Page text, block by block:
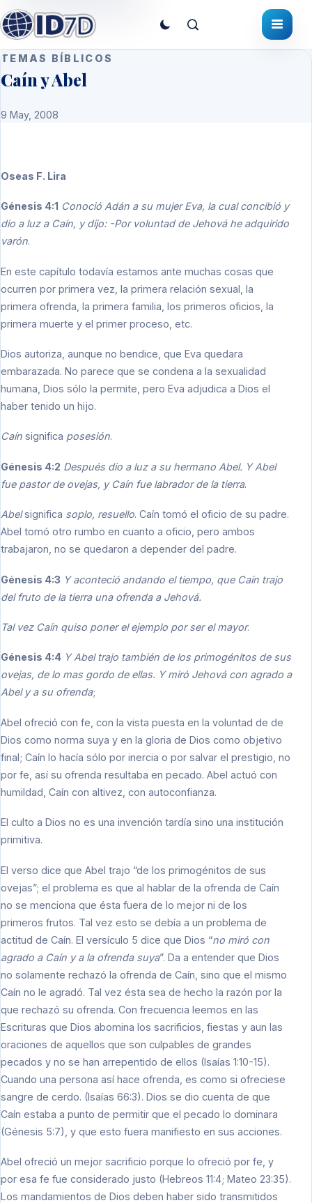
TEMAS BÍBLICOS
Caín y Abel
9 May, 2008
Oseas F. Lira
Génesis 4:1 Conoció Adán a su mujer Eva, la cual concibió y
dio a luz a Caín, y dijo: -Por voluntad de Jehová he adquirido
varón.
En este capítulo todavía estamos ante muchas cosas que
ocurren por primera vez, la primera relación sexual, la
primera ofrenda, la primera familia, los primeros oficios, la
primera muerte y el primer proceso, etc.
Dios autoriza, aunque no bendice, que Eva quedara
embarazada. No parece que se condena a la sexualidad
humana, Dios sólo la permite, pero Eva adjudica a Dios el
haber tenido un hijo.
Caín significa posesión.
Génesis 4:2 Después dio a luz a su hermano Abel. Y Abel
fue pastor de ovejas, y Caín fue labrador de la tierra.
Abelsignifica soplo, resuello. Caín tomó el oficio de su padre.
Abel tomó otro rumbo en cuanto a oficio, pero ambos
trabajaron, no se quedaron a depender del padre.
Génesis 4:3 Y aconteció andando el tiempo, que Caín trajo
del fruto de la tierra una ofrenda a Jehová.
Tal vez Caín quiso poner el ejemplo por ser el mayor.
Génesis 4:4 Y Abel trajo también de los primogénitos de sus
ovejas, de lo mas gordo de ellas. Y miró Jehová con agrado a
Abel y a su ofrenda;
Abel ofreció con fe, con la vista puesta en la voluntad de de
Dios como norma suya y en la gloria de Dios como objetivo
final; Caín lo hacía sólo por inercia o por salvar el prestigio, no
por fe, así su ofrenda resultaba en pecado. Abel actuó con
humildad, Caín con altivez, con autoconfianza.
El culto a Dios no es una invención tardía sino una institución
primitiva.
El verso dice que Abel trajo “de los primogénitos de sus
ovejas”; el problema es que al hablar de la ofrenda de Caín
no se menciona que ésta fuera de lo mejor ni de los
primeros frutos. Tal vez esto se debía a un problema de
actitud de Caín. El versículo 5 dice que Dios “no miró con
agrado a Caín y a la ofrenda suya”. Da a entender que Dios
no solamente rechazó la ofrenda de Caín, sino que el mismo
Caín no le agradó. Tal vez ésta sea de hecho la razón por la
que rechazó su ofrenda. Con frecuencia leemos en las
Escrituras que Dios abomina los sacrificios, fiestas y aun las
oraciones de aquellos que son culpables de grandes
pecados y no se han arrepentido de ellos (Isaías 1:10-15).
Cuando una persona así hace ofrenda, es como si ofreciese
sangre de cerdo. (Isaías 66:3). Dios se dio cuenta de que
Caín estaba a punto de permitir que el pecado lo dominara
(Génesis 5:7), y que esto fuera manifiesto en sus acciones.
Abel ofreció un mejor sacrificio porque lo ofreció por fe, y
por esa fe fue considerado justo (Hebreos 11:4; Mateo 23:35).
Los mandamientos de Dios deben haber sido transmitidos